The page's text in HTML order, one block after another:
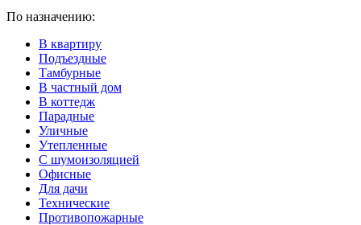
По назначению:
В квартиру
Подъездные
Тамбурные
В частный дом
В коттедж
Парадные
Уличные
Утепленные
C шумоизоляцией
Офисные
Для дачи
Технические
Противопожарные